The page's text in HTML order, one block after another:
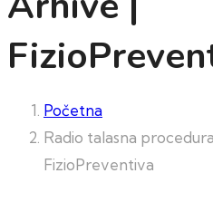
Početna
Radio talasna
FizioPreventiva